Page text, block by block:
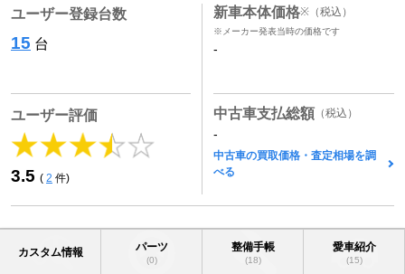
ユーザー登録台数
15 台
ユーザー評価
3.5 ( 2 件)
新車本体価格※ （税込）
※メーカー発表当時の価格です
-
中古車支払総額 （税込）
-
中古車の買取価格・査定相場を調
べる
カスタム情報 パーツ
(0)
整備手帳
(18)
愛車紹介
(15)